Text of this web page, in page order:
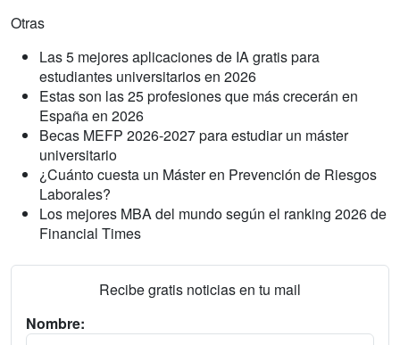
Otras
Las 5 mejores aplicaciones de IA gratis para
estudiantes universitarios en 2026
Estas son las 25 profesiones que más crecerán en
España en 2026
Becas MEFP 2026-2027 para estudiar un máster
universitario
¿Cuánto cuesta un Máster en Prevención de Riesgos
Laborales?
Los mejores MBA del mundo según el ranking 2026 de
Financial Times
Recibe gratis noticias en tu mail
Nombre: